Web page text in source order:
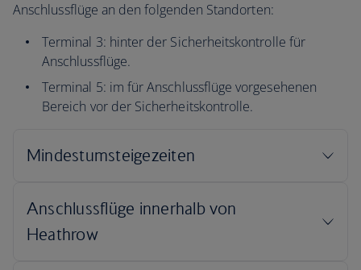
Anschlussflüge an den folgenden Standorten:
Terminal 3: hinter der Sicherheitskontrolle für
Anschlussflüge.
Terminal 5: im für Anschlussflüge vorgesehenen
Bereich vor der Sicherheitskontrolle.